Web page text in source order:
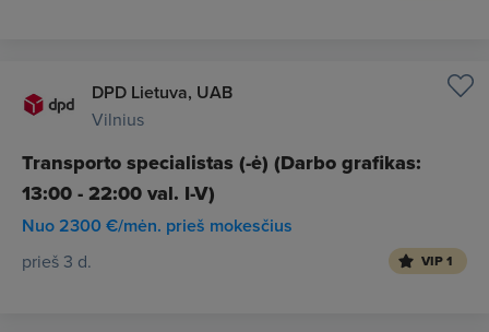
DPD Lietuva, UAB
Vilnius
Transporto specialistas (-ė) (Darbo grafikas:
13:00 - 22:00 val. I-V)
Nuo 2300 €/mėn. prieš mokesčius
prieš 3 d. VIP 1